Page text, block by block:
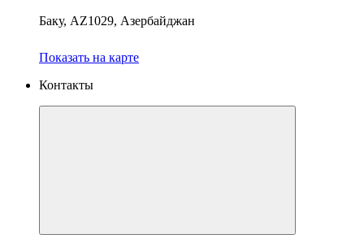
Баку, AZ1029, Азербайджан
Показать на карте
Контакты